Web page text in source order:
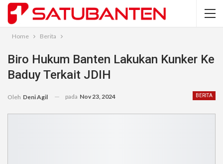
Home Berita
Biro Hukum Banten Lakukan Kunker Ke
Baduy Terkait JDIH
BERITA
Oleh Deni Agil pada Nov 23, 2024